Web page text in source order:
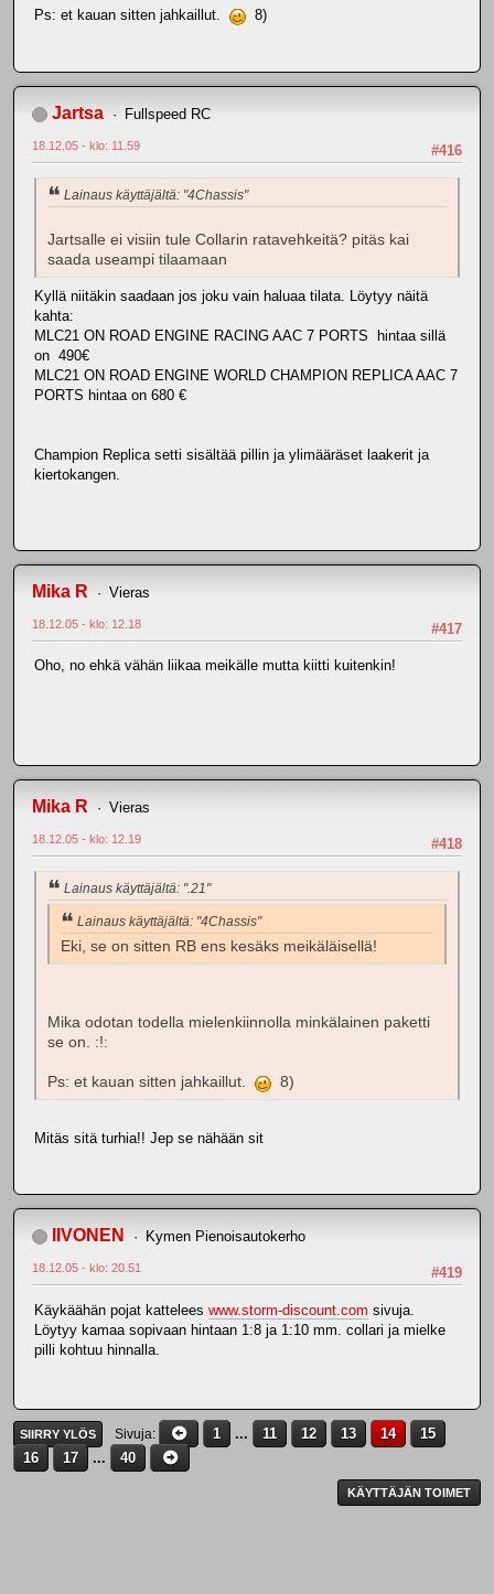
Ps: et kauan sitten jahkaillut. 8)
Jartsa Fullspeed RC
#416
18.12.05 - klo: 11.59
Lainaus käyttäjältä: "4Chassis"
Jartsalle ei visiin tule Collarin ratavehkeitä? pitäs kai
saada useampi tilaamaan
Kyllä niitäkin saadaan jos joku vain haluaa tilata. Löytyy näitä
kahta:
MLC21 ON ROAD ENGINE RACING AAC 7 PORTS hintaa sillä
on 490€
MLC21 ON ROAD ENGINE WORLD CHAMPION REPLICA AAC 7
PORTS hintaa on 680 €
Champion Replica setti sisältää pillin ja ylimääräset laakerit ja
kiertokangen.
Mika R Vieras
#417
18.12.05 - klo: 12.18
Oho, no ehkä vähän liikaa meikälle mutta kiitti kuitenkin!
Mika R Vieras
#418
18.12.05 - klo: 12.19
Lainaus käyttäjältä: ".21"
Lainaus käyttäjältä: "4Chassis"
Eki, se on sitten RB ens kesäks meikäläisellä!
Mika odotan todella mielenkiinnolla minkälainen paketti
se on. :!:
Ps: et kauan sitten jahkaillut. 8)
Mitäs sitä turhia!! Jep se nähään sit
IIVONEN Kymen Pienoisautokerho
#419
18.12.05 - klo: 20.51
Käykäähän pojat kattelees www.storm-discount.com sivuja.
Löytyy kamaa sopivaan hintaan 1:8 ja 1:10 mm. collari ja mielke
pilli kohtuu hinnalla.
SIIRRY YLÖS Sivuja 1 ... 11 12 13 14
15
16
17 ... 40
KÄYTTÄJÄN TOIMET